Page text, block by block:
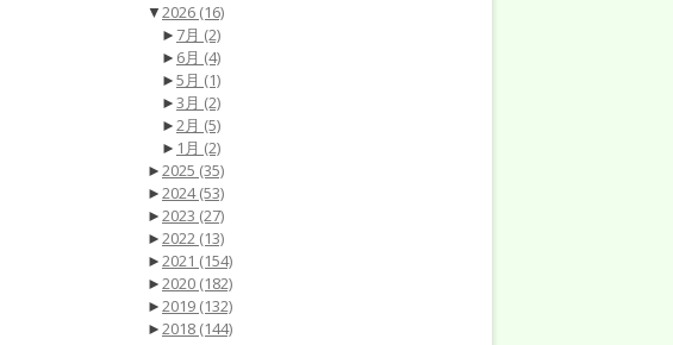
▼2026 (16)
► 7月 (2)
► 6月 (4)
►5月 (1)
►3月 (2)
►2月 (5)
► 1月 (2)
►2025 (35)
►2024(53)
►2023 (27)
►2022 (13)
►2021 (154)
►2020 (182)
►2019 (132)
►2018 (144)